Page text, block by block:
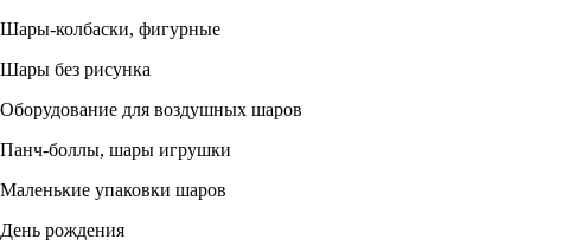
Шары-колбаски, фигурные
Шары без рисунка
Оборудование для воздушных шаров
Панч-боллы, шары игрушки
Маленькие упаковки шаров
День рождения